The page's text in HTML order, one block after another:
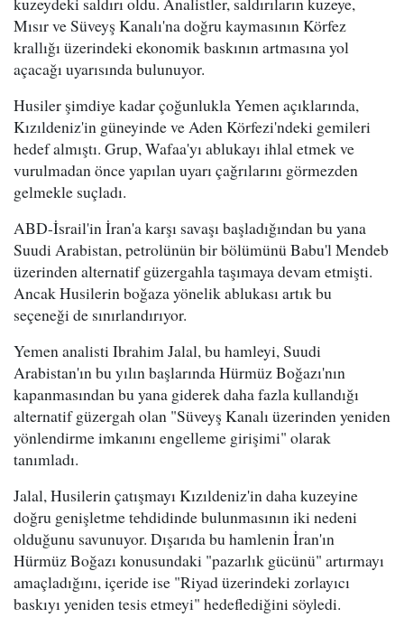
Mısır ve Süveyş Kanalı'na doğru kaymasının Körfez
krallığı üzerindeki ekonomik baskının artmasına yol
açacağı uyarısında bulunuyor.
Husiler şimdiye kadar çoğunlukla Yemen açıklarında,
Kızıldeniz'in güneyinde ve Aden Körfezi'ndeki gemileri
hedef almıştı. Grup, Wafaa'yı ablukayı ihlal etmek ve
vurulmadan önce yapılan uyarı çağrılarını görmezden
gelmekle suçladı.
ABD-İsrail'in İran'a karşı savaşı başladığından bu yana
Suudi Arabistan, petrolünün bir bölümünü Babu'l Mendeb
üzerinden alternatif güzergahla taşımaya devam etmişti.
Ancak Husilerin boğaza yönelik ablukası artık bu
seçeneği de sınırlandırıyor.
Yemen analisti Ibrahim Jalal, bu hamleyi, Suudi
Arabistan'ın bu yılın başlarında Hürmüz Boğazı'nın
kapanmasından bu yana giderek daha fazla kullandığı
alternatif güzergah olan "Süveyş Kanalı üzerinden yeniden
yönlendirme imkanını engelleme girişimi" olarak
tanımladı.
Jalal, Husilerin çatışmayı Kızıldeniz'in daha kuzeyine
doğru genişletme tehdidinde bulunmasının iki nedeni
olduğunu savunuyor. Dışarıda bu hamlenin İran'ın
Hürmüz Boğazı konusundaki "pazarlık gücünü" artırmayı
amaçladığını, içeride ise "Riyad üzerindeki zorlayıcı
baskıyı yeniden tesis etmeyi" hedeflediğini söyledi.